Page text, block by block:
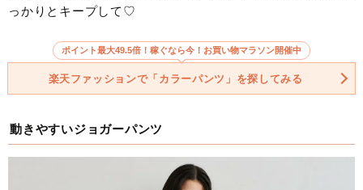
っかりとキープして♡
ポイント最大49.5倍！稼ぐなら今！お買い物マラソン開催中
楽天ファッションで「カラーパンツ」を探してみる
動きやすいジョガーパンツ